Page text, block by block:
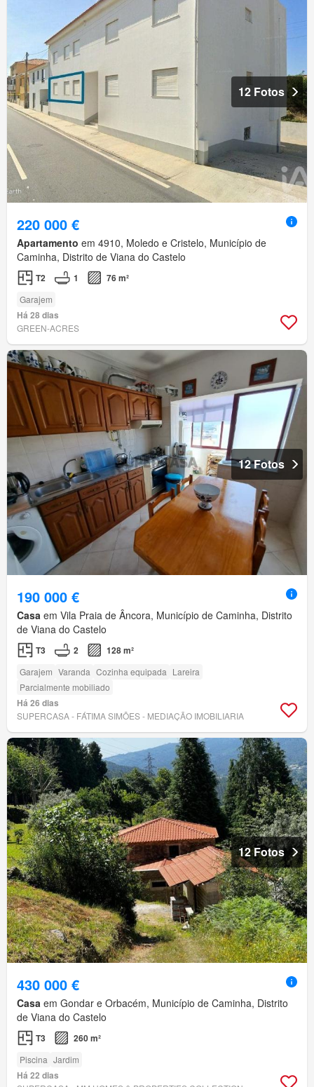
12 Fotos
220 000 €
Apartamento em 4910, Moledo e Cristelo, Município de
Caminha, Distrito de Viana do Castelo
T2 1 76 m²
Garajem
Há 28 dias
GREEN-ACRES
12 Fotos
190 000 €
Casa em Vila Praia de Âncora, Município de Caminha, Distrito
de Viana do Castelo
T3 2 128 m²
Garajem Varanda Cozinha equipada Lareira
Parcialmente mobiliado
Há 26 dias
SUPERCASA - FÁTIMA SIMÕES - MEDIAÇÃO IMOBILIARIA
12 Fotos
430 000 €
Casa em Gondar e Orbacém, Município de Caminha, Distrito
de Viana do Castelo
T3 260 m²
Piscina Jardim
Há 22 dias